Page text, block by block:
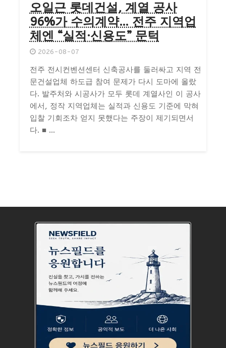
오일근 롯데건설, 계열 공사
96%가 수의계약… 전주 지역업
체엔 “실적·신용도” 문턱
2026-08-07
전주 전시컨벤션센터 신축공사를 둘러싸고 지역 전
문건설업체 하도급 참여 문제가 다시 도마에 올랐
다. 발주처와 시공사가 모두 롯데 계열사인 이 공사
에서, 정작 지역업체는 실적과 신용도 기준에 막혀
입찰 기회조차 얻지 못했다는 주장이 제기되면서
다. ■ ...